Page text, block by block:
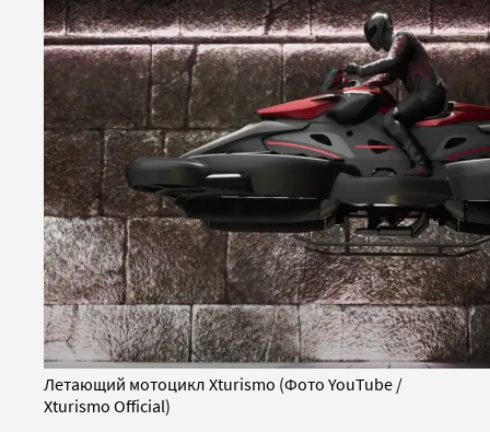
Летающий мотоцикл Xturismo (Фото YouTube /
Xturismo Official)